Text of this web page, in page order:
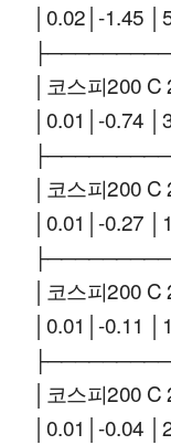
│0.02│-1.45
│코스피200
│0.01│-0.74
│코스피200 C
│0.01│-0.27
│코스피200 C
│0.01│-0.11
│코스피200 C
│0.01│-0.04